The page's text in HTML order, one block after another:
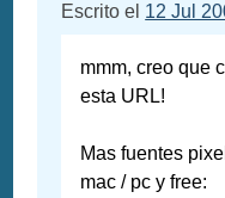
Escrito el 12 Jul
mmm, creo que
esta URL!
Mas fuentes
mac / pc y free: